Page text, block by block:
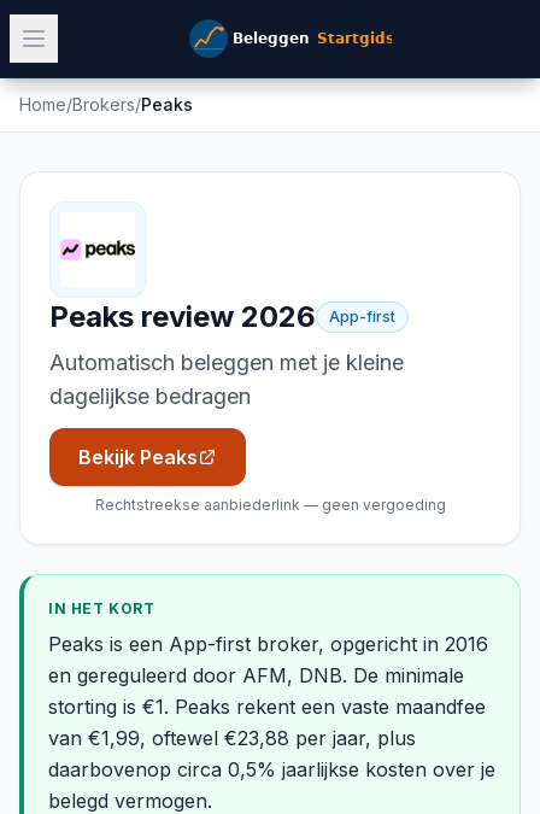
Home/Brokers/Peaks
Peaks review 2026 App-first
Automatisch beleggen met je kleine
dagelijkse bedragen
Bekijk Peaks
Rechtstreekse aanbiederlink — geen vergoeding
IN HET KORT
Peaks is een App-first broker, opgericht in 2016
en gereguleerd door AFM, DNB. De minimale
storting is €1. Peaks rekent een vaste maandfee
van €1,99, oftewel €23,88 per jaar, plus
daarbovenop circa 0,5% jaarlijkse kosten over je
belegd vermogen.